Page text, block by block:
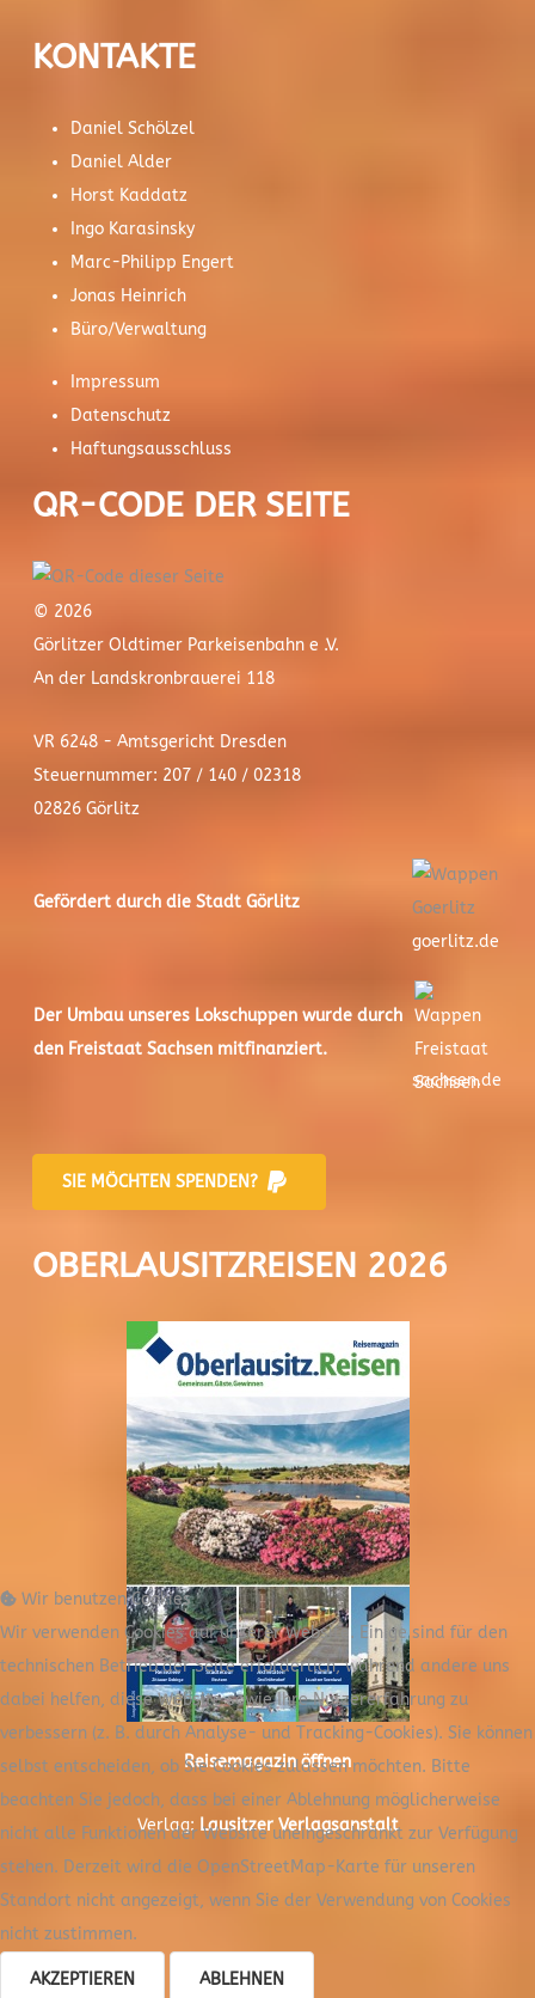
KONTAKTE
Daniel Schölzel
Daniel Alder
Horst Kaddatz
Ingo Karasinsky
Marc-Philipp Engert
Jonas Heinrich
Büro/Verwaltung
Impressum
Datenschutz
Haftungsausschluss
QR-CODE DER SEITE
© 2026
Görlitzer Oldtimer Parkeisenbahn e .V.
An der Landskronbrauerei 118
VR 6248 - Amtsgericht Dresden
Steuernummer: 207 / 140 / 02318
02826 Görlitz
Gefördert durch die Stadt Görlitz
goerlitz.de
Der Umbau unseres Lokschuppen wurde durch
den Freistaat Sachsen mitfinanziert.
sachsen.de
SIE MÖCHTEN SPENDEN?
OBERLAUSITZREISEN 2026
Reisemagazin öffnen
Verlag: Lausitzer Verlagsanstalt
Wir benutzen Cookies
Wir verwenden Cookies auf unserer Website. Einige sind für den
technischen Betrieb der Seite erforderlich, während andere uns
dabei helfen, diese Website sowie Ihre Nutzererfahrung zu
verbessern (z. B. durch Analyse- und Tracking-Cookies). Sie können
selbst entscheiden, ob Sie Cookies zulassen möchten. Bitte
beachten Sie jedoch, dass bei einer Ablehnung möglicherweise
nicht alle Funktionen der Website uneingeschränkt zur Verfügung
stehen. Derzeit wird die OpenStreetMap-Karte für unseren
Standort nicht angezeigt, wenn Sie der Verwendung von Cookies
nicht zustimmen.
AKZEPTIEREN ABLEHNEN